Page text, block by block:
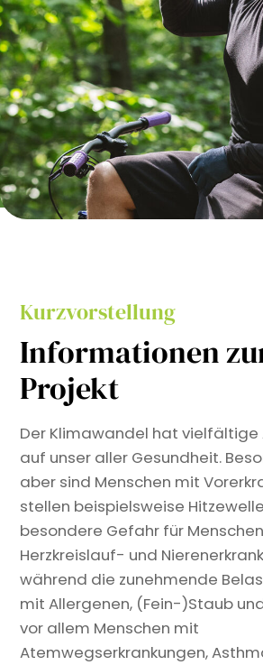
Kurzvorstellung
Informationen
Projekt
Der Klimawandel hat vielfältige
auf unser aller Gesundheit.
aber sind Menschen mit
stellen beispielsweise
besondere Gefahr für
Herzkreislauf- und
während die zunehmende
mit Allergenen, (Fein-)Staub
vor allem Menschen mit
Atemwegserkrankungen,